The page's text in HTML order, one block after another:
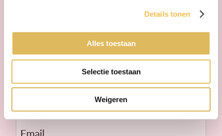
Details tonen
Alles toestaan
Selectie toestaan
Weigeren
Telefoon